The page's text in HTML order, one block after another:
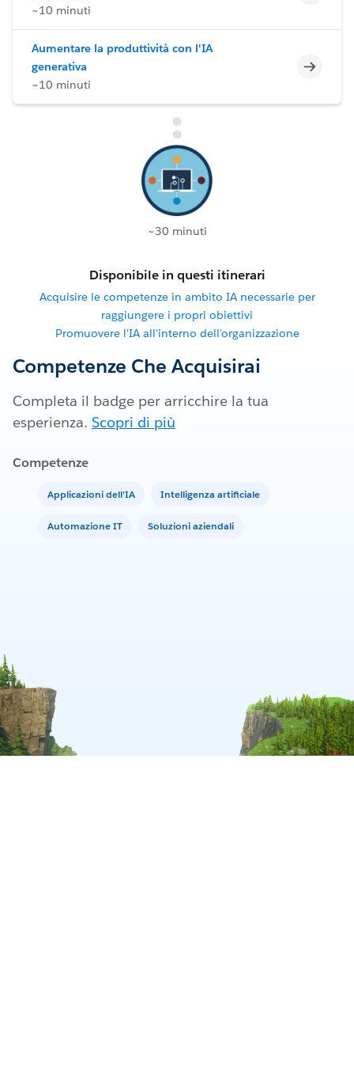
~10 minuti
Aumentare la produttività con l'IA
generativa
~10 minuti
~30 minuti
Disponibile in questi itinerari
Acquisire le competenze in ambito IA necessarie per
raggiungere i propri obiettivi
Promuovere l'IA all'interno dell'organizzazione
Competenze Che Acquisirai
Completa il badge per arricchire la tua
esperienza. Scopri di più
Competenze
Applicazioni dell'IA Intelligenza artificiale
Automazione IT Soluzioni aziendali